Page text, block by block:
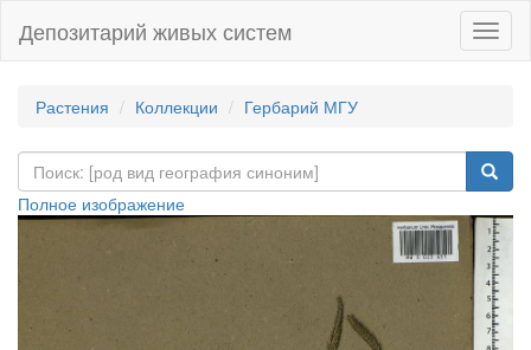
Депозитарий живых систем
Растения Коллекции Гербарий МГУ
Полное изображение